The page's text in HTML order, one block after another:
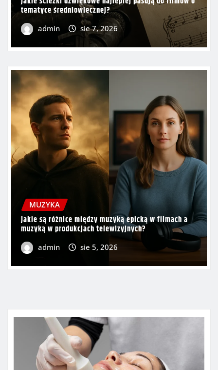
tematyce średniowiecznej?
admin sie 7, 2026
MUZYKA
Jakie są różnice między muzyką epicką w filmach a
muzyką w produkcjach telewizyjnych?
admin sie 5, 2026